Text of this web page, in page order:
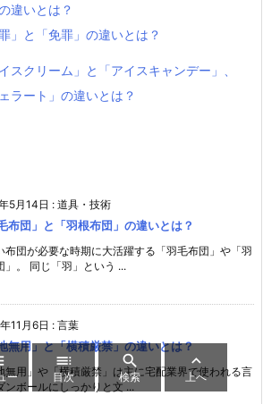
違いとは？
罪」と「免罪」の違いとは？
イスクリーム」と「アイスキャンデー」、
ェラート」の違いとは？
5月14日 : 道具・技術
布団」と「羽根布団」の違いとは？
布団が必要な時期に大活躍する「羽毛布団」や「羽
」。 同じ「羽」という ...
11月6日 : 言葉
無用」と「横積厳禁」の違いとは？
無用」や「横積厳禁」は主に宅配業界で使われる言
ンボールにしっかりと文 ...
ー

目次

検索

上へ